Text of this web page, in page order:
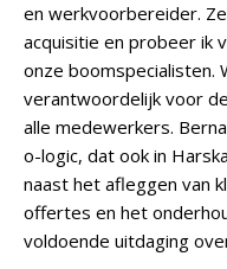
en werkvoorbereider.
acquisitie en probeer ik
onze boomspecialisten.
verantwoordelijk voor
alle medewerkers.
o-logic, dat ook in
naast het afleggen van
offertes en het
voldoende uitdaging